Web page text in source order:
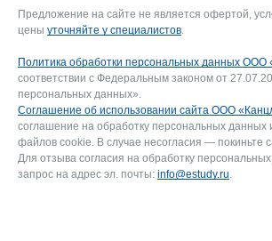
Предложение на сайте не является офертой,
цены уточняйте у специалистов.
Политика обработки персональных данных ООО
соответствии с Федеральным законом от
персональных данных».
Соглашение об использовании сайта ООО
соглашение на обработку персональных данных
файлов cookie. В случае несогласия — покиньте
Для отзыва согласия на обработку
запрос на адрес эл. почты: info@estudy.ru.